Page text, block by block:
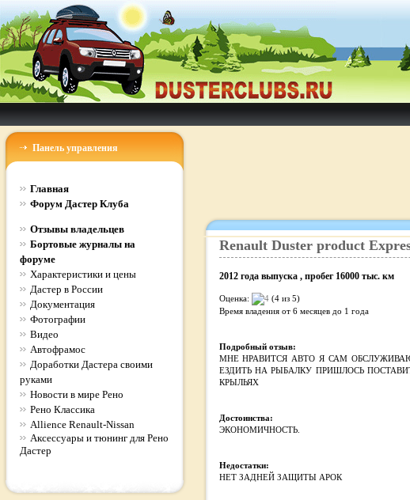
Панель управления
Главная
Форум Дастер Клуба
Отзывы владельцев
Бортовые журналы на
форуме
Характеристики и цены
Дастер в России
Документация
Фотографии
Видео
Автофрамос
Доработки Дастера своими
руками
Новости в мире Рено
Рено Классика
Allience Renault-Nissan
Аксессуары и тюнинг для Рено
Дастер
Renault Duster product
2012 года выпуска, пробег 16000 тыс. км
Оценка:
(4 из 5)
Время владения от 6 месяцев до 1 года
Подробный отзыв:
МНЕ НРАВИТСЯ АВТО Я САМ
ЕЗДИТЬ НА РЫБАЛКУ ПРИШЛОСЬ
КРЫЛЬЯХ
Достоинства:
ЭКОНОМИЧНОСТЬ.
Недостатки:
НЕТ ЗАДНЕЙ ЗАЩИТЫ АРОК